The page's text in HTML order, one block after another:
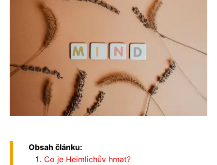
Obsah článku:
Co je Heimlichův hmat?